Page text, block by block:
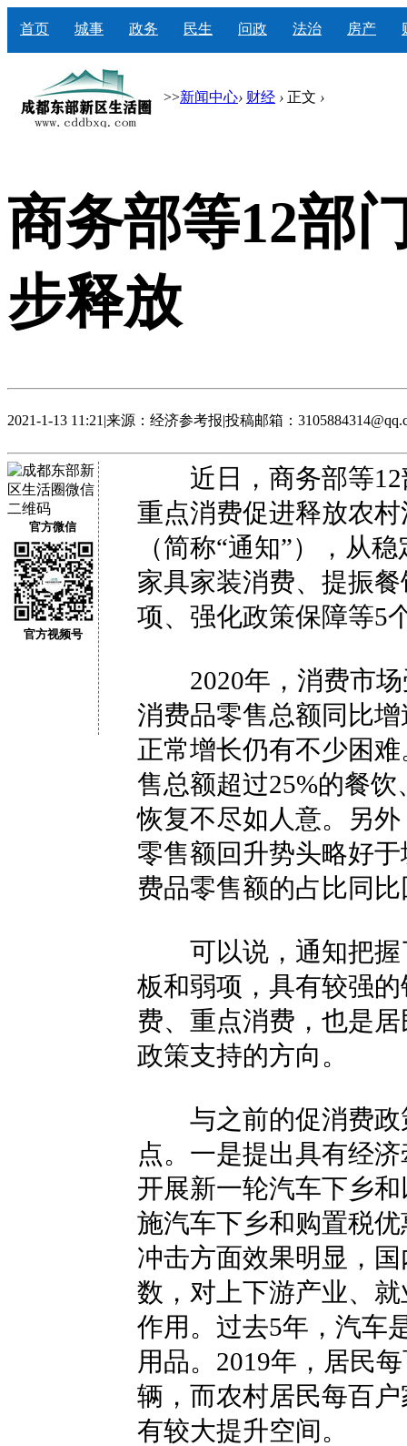
首页 城事 政务 民生 问政 法治 房产
>>新闻中心› 财经 › 正文 ›
商务部等12部
步释放
2021-1-13 11:21 |来源：经济参考报|投稿邮箱：
官方微信
官方视频号
近日，商务部等12
重点消费促进释放农
（简称“通知”），从
家具家装消费、提振
项、强化政策保障等5
2020年，消费市场
消费品零售总额同比
正常增长仍有不少困
售总额超过25%的餐
恢复不尽如人意。另
零售额回升势头略好
费品零售额的占比同
可以说，通知把握
板和弱项，具有较强
费、重点消费，也是
政策支持的方向。
与之前的促消费政
点。一是提出具有经
开展新一轮汽车下乡
施汽车下乡和购置税
冲击方面效果明显，
数，对上下游产业、
作用。过去5年，汽车
用品。2019年，居民
辆，而农村居民每百
有较大提升空间。